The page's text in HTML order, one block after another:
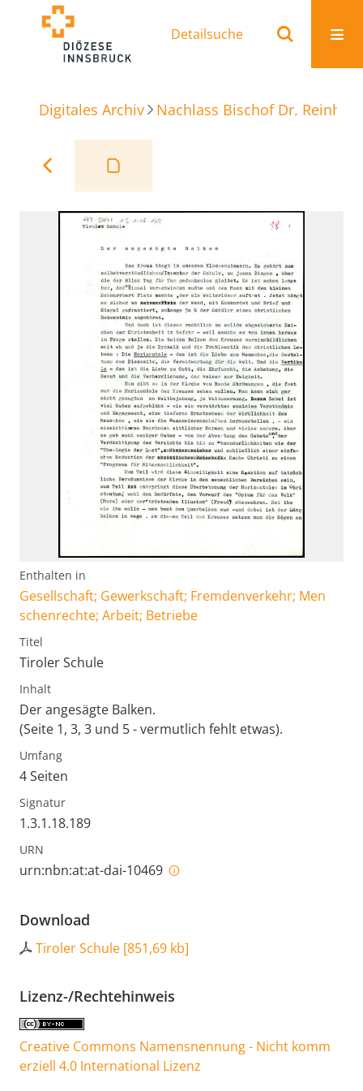
Detailsuche
Digitales Archiv Nachlass Bischof Dr.
Enthalten in
Gesellschaft; Gewerkschaft; Fremdenverkehr; Men
schenrechte; Arbeit; Betriebe
Titel
Tiroler Schule
Inhalt
Der angesägte Balken.
(Seite 1, 3, 3 und 5 - vermutlich fehlt etwas).
Umfang
4 Seiten
Signatur
1.3.1.18.189
URN
urn:nbn:at:at-dai-10469
Download
Tiroler Schule [851,69 kb]
Lizenz-/Rechtehinweis
Creative Commons Namensnennung - Nicht komm
erziell 4.0 International Lizenz